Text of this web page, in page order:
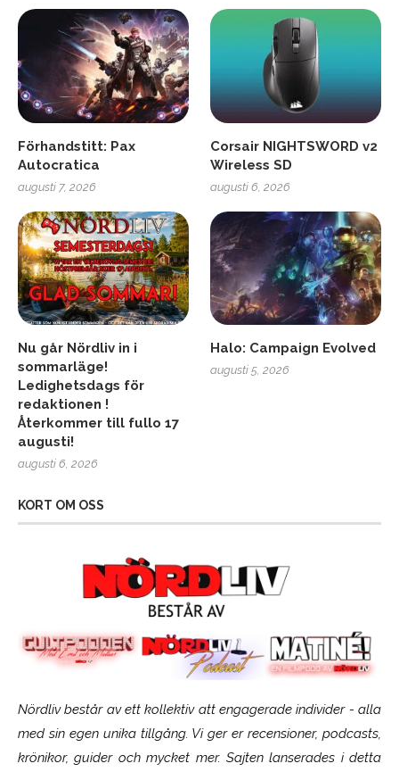
Förhandstitt: Pax
Autocratica
augusti 7, 2026
Corsair NIGHTSWORD v2
Wireless SD
augusti 6, 2026
Nu går Nördliv in i
sommarläge!
Ledighetsdags för
redaktionen !
Återkommer till fullo 17
augusti!
augusti 6, 2026
Halo: Campaign Evolved
augusti 5, 2026
KORT OM OSS
Nördliv består av ett kollektiv att engagerade individer - alla
med sin egen unika tillgång. Vi ger er recensioner, podcasts,
krönikor, guider och mycket mer. Sajten lanserades i detta